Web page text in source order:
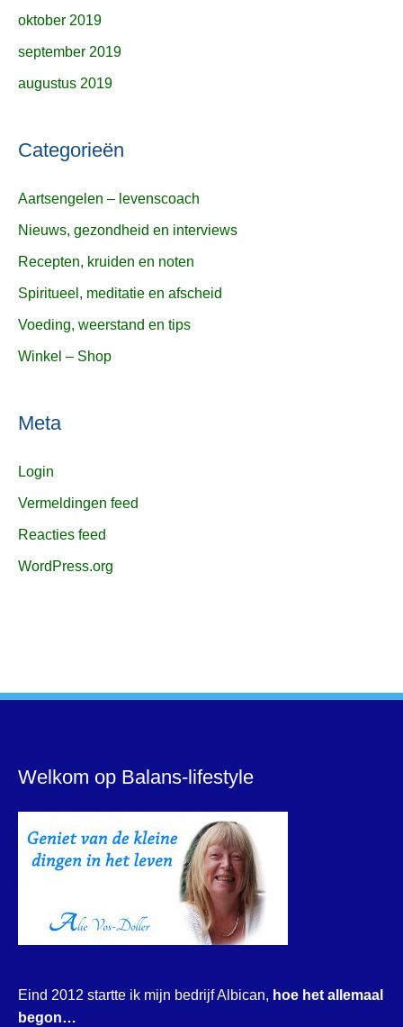
oktober 2019
september 2019
augustus 2019
Categorieën
Aartsengelen – levenscoach
Nieuws, gezondheid en interviews
Recepten, kruiden en noten
Spiritueel, meditatie en afscheid
Voeding, weerstand en tips
Winkel – Shop
Meta
Login
Vermeldingen feed
Reacties feed
WordPress.org
Welkom op Balans-lifestyle
Eind 2012 startte ik mijn bedrijf Albican, hoe het allemaal
begon…